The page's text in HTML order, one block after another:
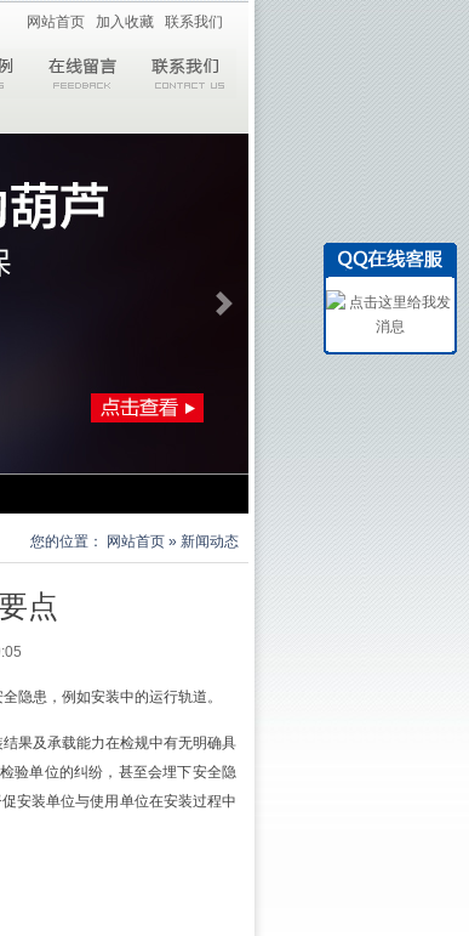
网站首页 加入收藏 联系我们
您的位置： 网站首页 » 新闻动态
点
隐患，例如安装中的运行轨道。
果及承载能力在检规中有无明确具
验单位的纠纷，甚至会埋下安全隐
安装单位与使用单位在安装过程中